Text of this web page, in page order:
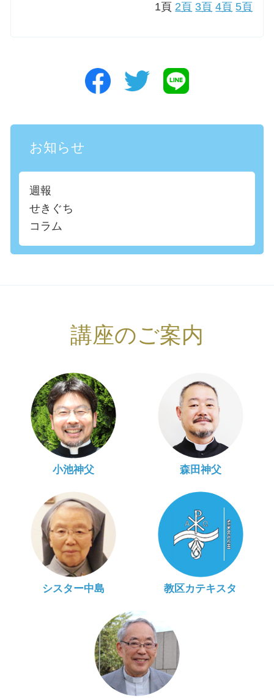
1頁 2頁 3頁 4頁 5頁
お知らせ
週報
せきぐち
コラム
講座のご案内
小池神父 森田神父
シスター中島 教区カテキスタ